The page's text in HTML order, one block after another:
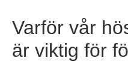
Varför vår
är viktig för